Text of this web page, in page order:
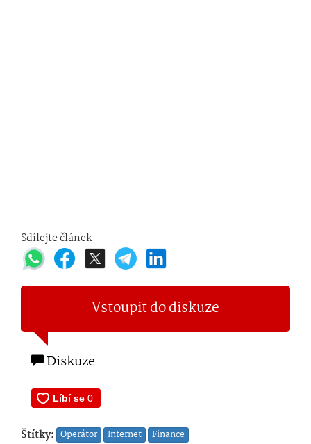
Sdílejte článek
Vstoupit do diskuze
Diskuze
Štítky: Operátor Internet Finance